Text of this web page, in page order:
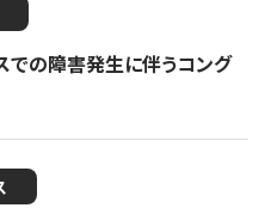
での障害発生に伴うコング